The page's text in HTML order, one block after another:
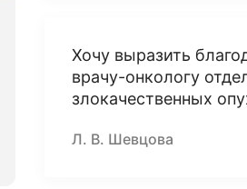
Хочу выразить
врачу-онкологу
злокачественных
Л. В. Шевцова